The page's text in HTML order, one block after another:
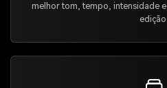
melhor tom, tempo, intensidade
edição.